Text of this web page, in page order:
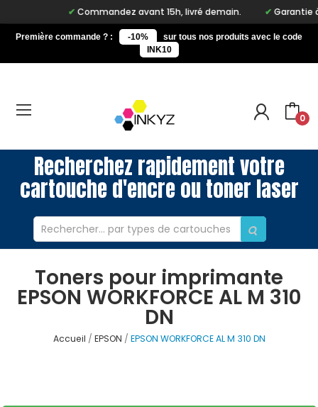
Commandez avant 15h, livré demain. Garantie à
Première commande ? : -10%
sur tous nos produits avec le code
INK10
0
Recherchez rapidement votre
cartouche d'encre ou toner laser
Toners pour imprimante
EPSON WORKFORCE AL M 310
DN
Accueil EPSON EPSON WORKFORCE AL M 310 DN